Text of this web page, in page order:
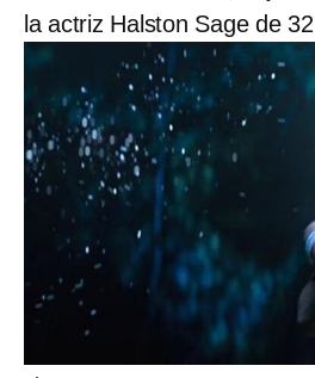
la actriz Halston Sage de